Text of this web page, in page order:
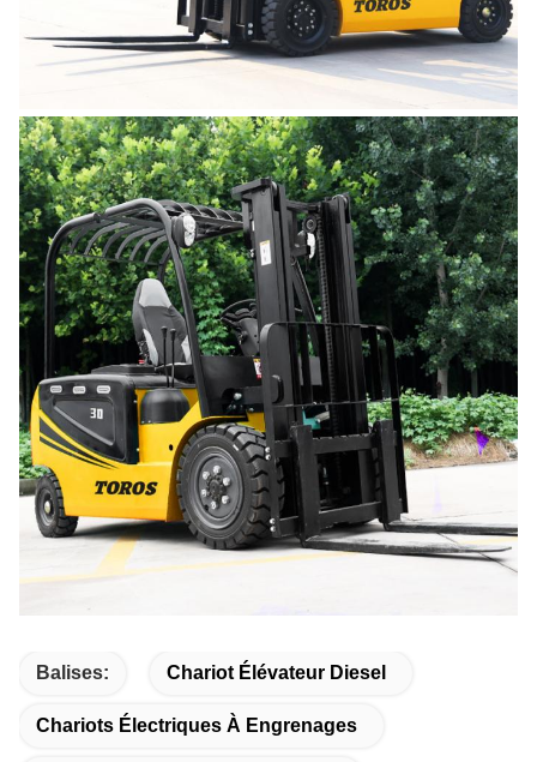
Balises: Chariot Élévateur Diesel
Chariots Électriques À Engrenages